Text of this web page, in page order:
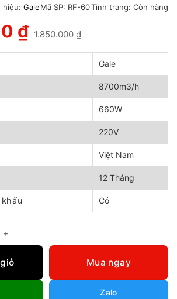
hiệu: GaleMã SP: RF-60Tình trạng: Còn hàng
1.850.000₫
₫
Gale
8700m3/h
660W
220V
Việt Nam
12 Tháng
Có
RF-60 số lượng
Mua ngay
Zalo